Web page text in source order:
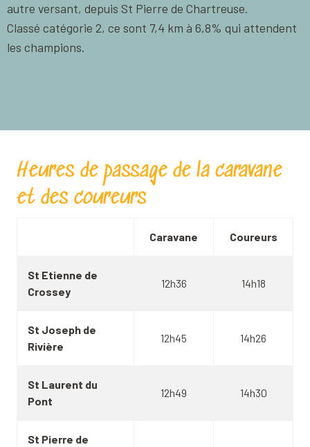
autre versant, depuis St Pierre de Chartreuse.
Classé catégorie 2, ce sont 7,4 km à 6,8% qui attendent
les champions.
Heures de passage de la caravane
et des coureurs
Caravane Coureurs
St Etienne de
Crossey
12h36 14h18
St Joseph de
Rivière
12h45 14h26
St Laurent du
Pont
12h49 14h30
St Pierre de